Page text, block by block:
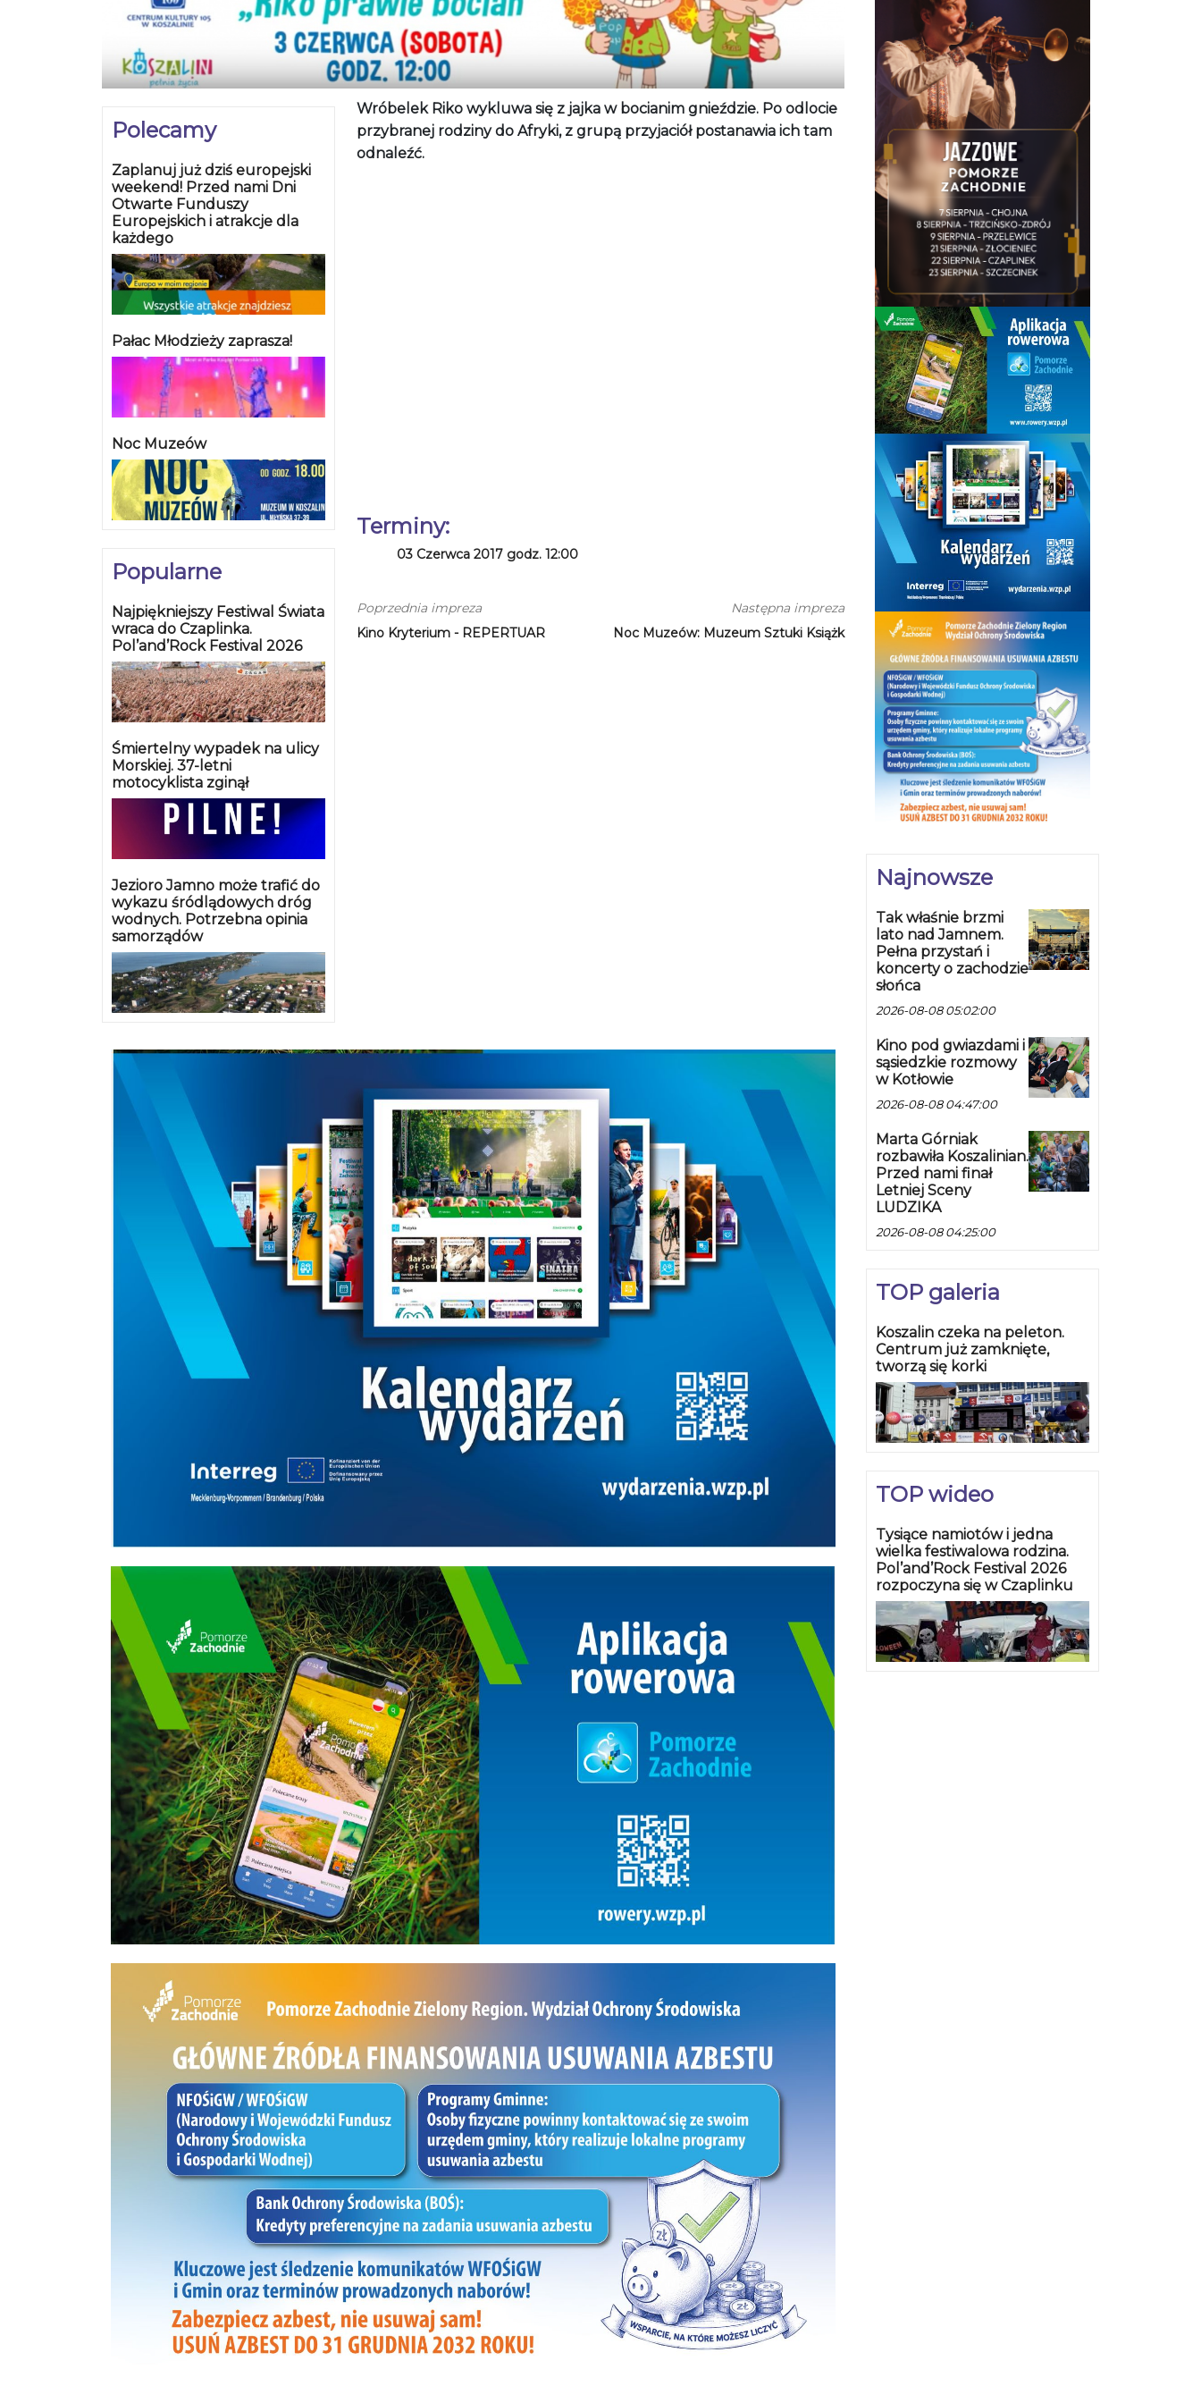
Polecamy
Zaplanuj już dziś europejski
weekend! Przed nami Dni
Otwarte Funduszy
Europejskich i atrakcje dla
każdego
Pałac Młodzieży zaprasza!
Noc Muzeów
Popularne
Najpiękniejszy Festiwal Świata
wraca do Czaplinka.
Pol’and’Rock Festival 2026
Śmiertelny wypadek na ulicy
Morskiej. 37-letni
motocyklista zginął
Jezioro Jamno może trafić do
wykazu śródlądowych dróg
wodnych. Potrzebna opinia
samorządów
Wróbelek Riko wykluwa się z jajka w bocianim gnieździe. Po odlocie
przybranej rodziny do Afryki, z grupą przyjaciół postanawia ich tam
odnaleźć.
Terminy:
03 Czerwca 2017 godz. 12:00
Poprzednia impreza
Kino Kryterium - REPERTUAR
Następna impreza
Noc Muzeów: Muzeum Sztuki Książk
Najnowsze
Tak właśnie brzmi
lato nad Jamnem.
Pełna przystań i
koncerty o zachodzie
słońca
2026-08-08 05:02:00
Kino pod gwiazdami i
sąsiedzkie rozmowy
w Kotłowie
2026-08-08 04:47:00
Marta Górniak
rozbawiła Koszalinian.
Przed nami finał
Letniej Sceny
LUDZIKA
2026-08-08 04:25:00
TOP galeria
Koszalin czeka na peleton.
Centrum już zamknięte,
tworzą się korki
TOP wideo
Tysiące namiotów i jedna
wielka festiwalowa rodzina.
Pol’and’Rock Festival 2026
rozpoczyna się w Czaplinku